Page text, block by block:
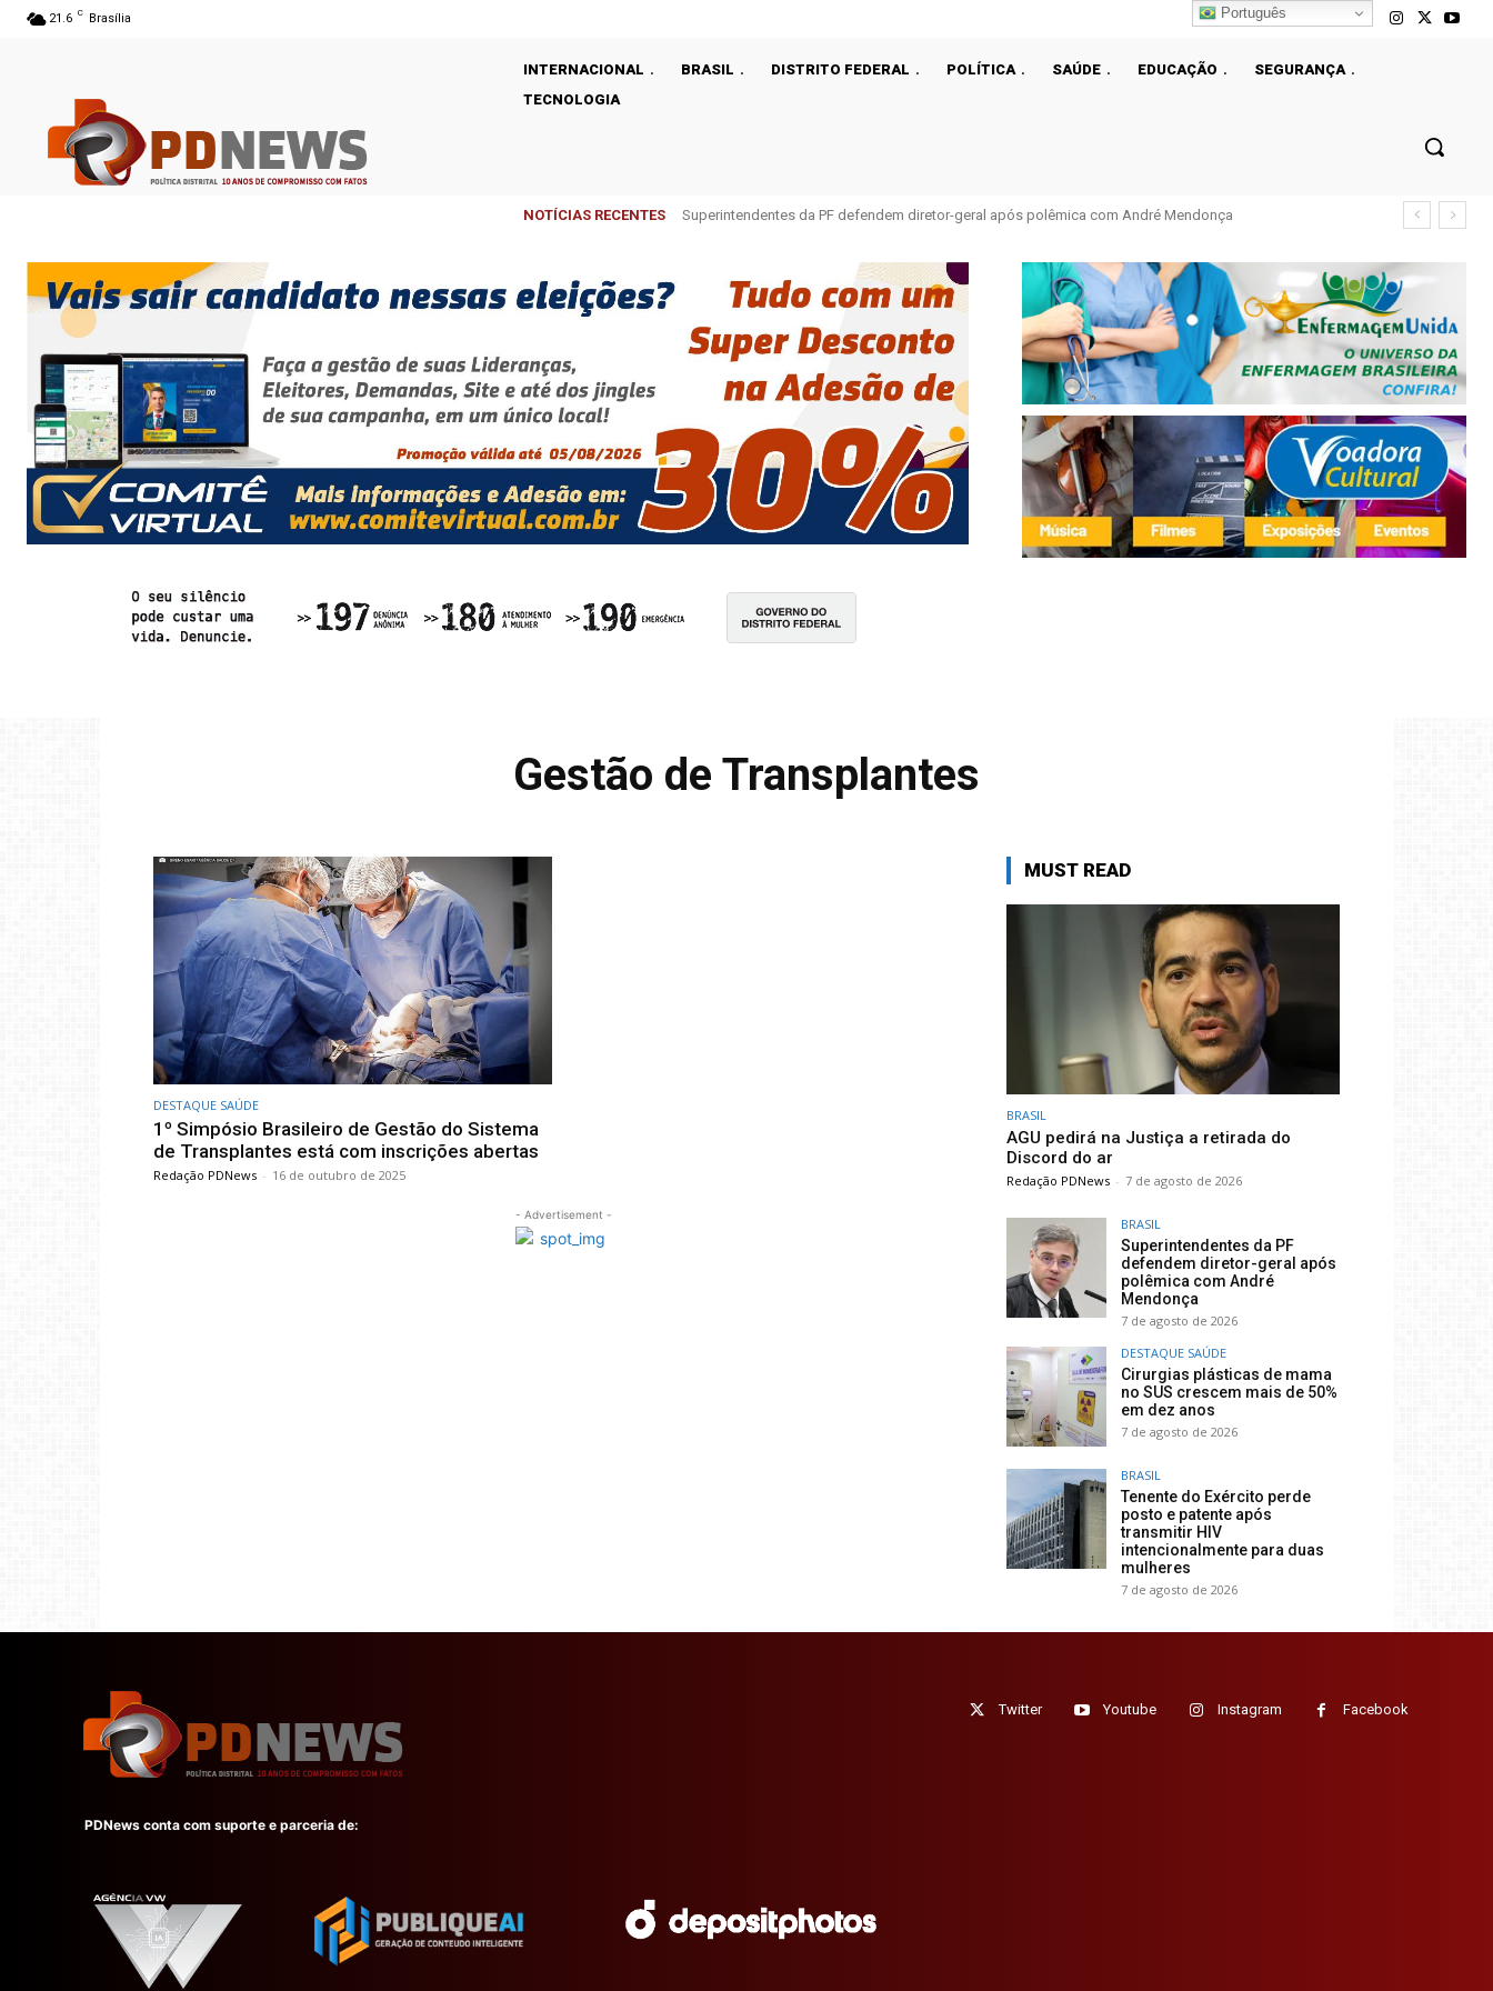
21.6 C Brasília
INTERNACIONAL BRASIL DISTRITO FEDERAL POLÍTICA SAÚDE EDUCAÇÃO
SEGURANÇA
TECNOLOGIA
NOTÍCIAS RECENTES Superintendentes da PF defendem diretor-geral após polêmica com André Mendonça
Gestão de Transplantes
DESTAQUE SAÚDE
1º Simpósio Brasileiro de Gestão do Sistema
de Transplantes está com inscrições abertas
Redação PDNews - 16 de outubro de 2025
- Advertisement -
MUST READ
BRASIL
AGU pedirá na Justiça a retirada do
Discord do ar
Redação PDNews - 7 de agosto de 2026
BRASIL
Superintendentes da PF
defendem diretor-geral após
polêmica com André
Mendonça
7 de agosto de 2026
DESTAQUE SAÚDE
Cirurgias plásticas de mama
no SUS crescem mais de 50%
em dez anos
7 de agosto de 2026
BRASIL
Tenente do Exército perde
posto e patente após
transmitir HIV
intencionalmente para duas
mulheres
7 de agosto de 2026
Twitter Youtube Instagram Facebook
PDNews conta com suporte e parceria de:
Português